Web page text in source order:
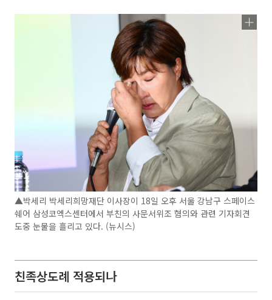
▲박세리 박세리희망재단 이사장이 18일 오후 서울 강남구 스페이스
쉐어 삼성코엑스센터에서 부친의 사문서위조 혐의와 관련 기자회견
도중 눈물을 흘리고 있다. (뉴시스)
친족상도례 적용되나